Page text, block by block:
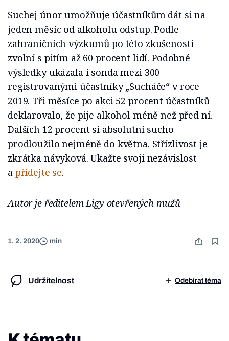
Suchej únor umožňuje účastníkům dát si na
jeden měsíc od alkoholu odstup. Podle
zahraničních výzkumů po této zkušenosti
zvolní s pitím až 60 procent lidí. Podobné
výsledky ukázala i sonda mezi 300
registrovanými účastníky „Sucháče“ v roce
2019. Tři měsíce po akci 52 procent účastníků
deklarovalo, že pije alkohol méně než před ní.
Dalších 12 procent si absolutní sucho
prodloužilo nejméně do května. Střízlivost je
zkrátka návyková. Ukažte svoji nezávislost
a přidejte se.
Autor je ředitelem Ligy otevřených mužů
1. 2. 2020 min
Udržitelnost Odebírat téma